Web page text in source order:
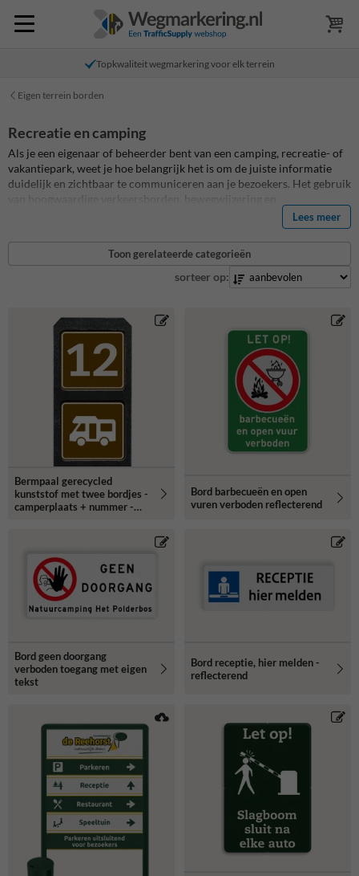
Topkwaliteit wegmarkering voor elk terrein
Eigen terrein borden
Recreatie en camping
Als je een eigenaar of beheerder bent van een camping, recreatie- of
vakantiepark, weet je hoe belangrijk het is om de juiste informatie
duidelijk en zichtbaar te communiceren aan je bezoekers. Het gebruik
van hoogwaardige verkeersborden, bewegwijzering en
informatieborden is cruciaal om je gasten te helpen hun weg te
vinden, de veiligheid te verhogen en een professionele indruk te
maken! Bij Informatiebord.nl bieden we een breed scalaeigen terrein
en informatieborden die perfect zijn voor gebruik in
recreatieve omgevingen zoals campings en vakantieparken. Al onze
weersinvloeden en er jarenlang goed uit blijven zien.
Lees meer
Toon gerelateerde categorieën
sorteer op:
Bermpaal gerecycled
kunststof met twee bordjes -
camperplaats + nummer -
Bord barbecueën en open
vuren verboden reflecterend
Bord geen doorgang
verboden toegang met eigen
tekst
Bord receptie, hier melden -
reflecterend